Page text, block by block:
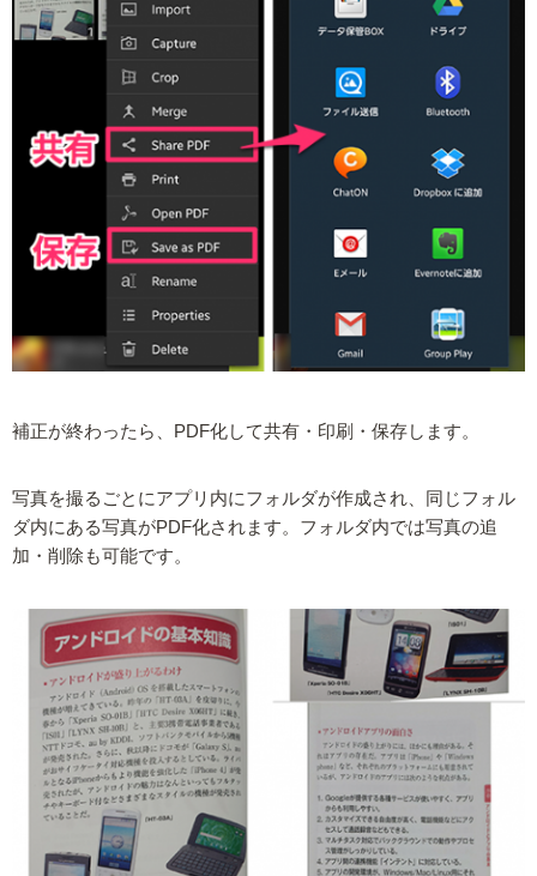
補正が終わったら、PDF化して共有・印刷・保存します。
写真を撮るごとにアプリ内にフォルダが作成され、同じフォル
ダ内にある写真がPDF化されます。フォルダ内では写真の追
加・削除も可能です。